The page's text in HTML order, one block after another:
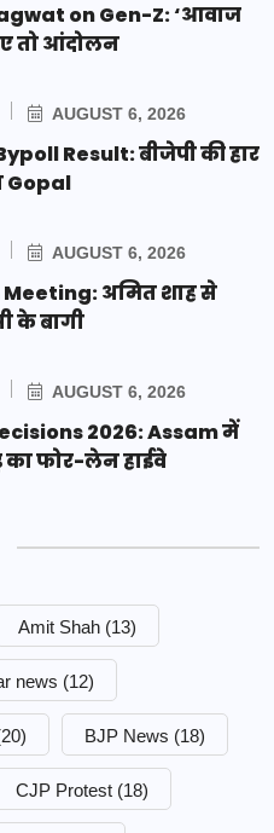
on Gen-Z: ‘आवाज
तो आंदोलन
AUGUST 6, 2026
Result: बीजेपी की हार
Gopal
AUGUST 6, 2026
अमित शाह से
के बागी
AUGUST 6, 2026
2026: Assam में
का फोर-लेन हाईवे
Amit Shah (13)
news (12)
BJP News (18)
CJP Protest (18)